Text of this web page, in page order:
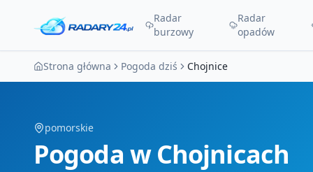
Radar
burzowy
Radar
opadów
Strona główna Pogoda dziś Chojnice
pomorskie
Pogoda w Chojnicach